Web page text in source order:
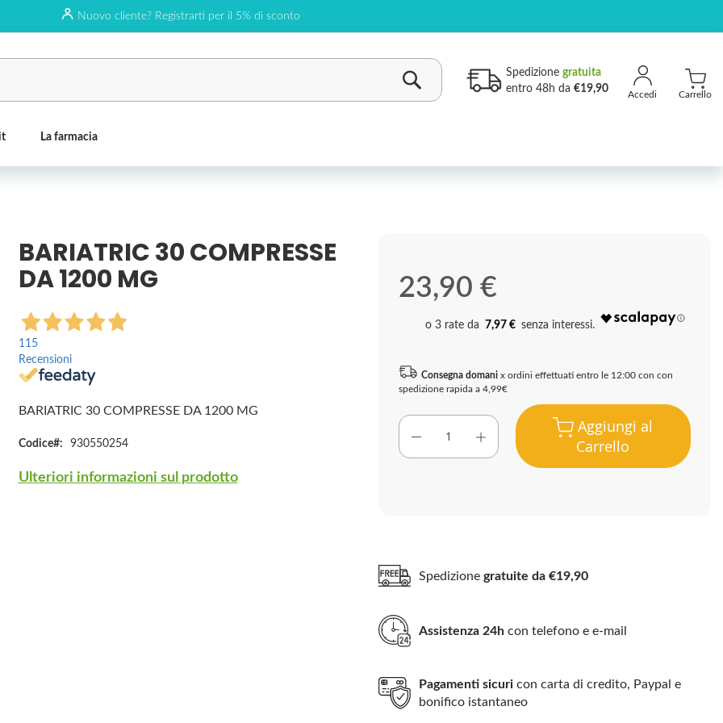
Nuovo cliente? Registrarti per il 5% di sconto
Carrello
Spedizione gratuita
entro 48h da €19,90
La farmacia
BARIATRIC 30 COMPRESSE
DA 1200 MG
115
Recensioni
BARIATRIC 30 COMPRESSE DA 1200 MG
Codice 930550254
Ulteriori informazioni sul prodotto
23,90 €
7,97 €
Consegna domani x ordini effettuati entro le 12:00 con con
spedizione rapida a 4,99€
Aggiungi al
Carrello
Spedizionegratuite da €19,90
Assistenza 24h con telefono e e-mail
Pagamenti sicuri con carta di credito, Paypal e
bonifico istantaneo